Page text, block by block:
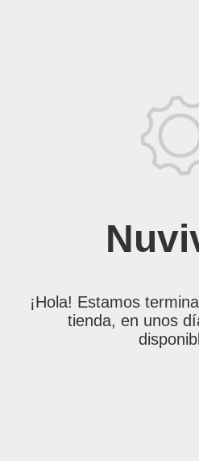
¡Hola! Estamos
tienda, en unos